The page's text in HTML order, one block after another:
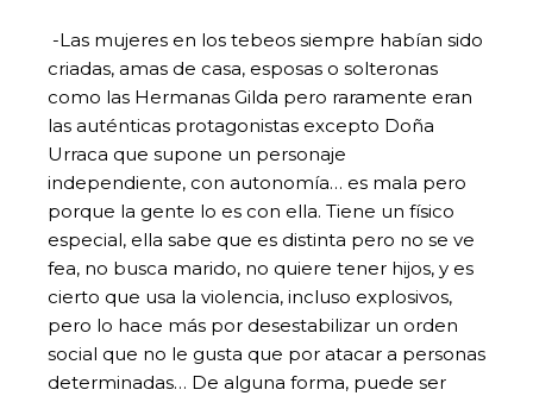
-Las mujeres en los tebeos siempre habían sido
criadas, amas de casa, esposas o solteronas
como las Hermanas Gilda pero raramente eran
las auténticas protagonistas excepto Doña
Urraca que supone un personaje
independiente, con autonomía… es mala pero
porque la gente lo es con ella. Tiene un físico
especial, ella sabe que es distinta pero no se ve
fea, no busca marido, no quiere tener hijos, y es
cierto que usa la violencia, incluso explosivos,
pero lo hace más por desestabilizar un orden
social que no le gusta que por atacar a personas
determinadas… De alguna forma, puede ser